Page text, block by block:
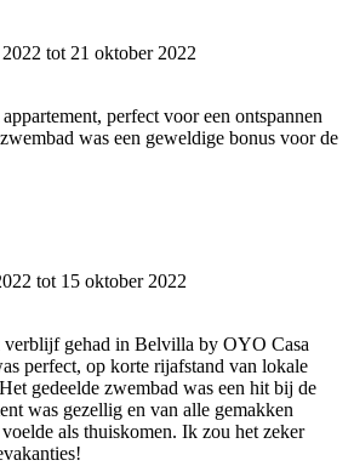
tot 21 oktober 2022
perfect voor een ontspannen
was een geweldige bonus voor de
tot 15 oktober 2022
verblijf gehad in Belvilla by OYO Casa
perfect, op korte rijafstand van lokale
gedeelde zwembad was een hit bij de
was gezellig en van alle gemakken
als thuiskomen. Ik zou het zeker